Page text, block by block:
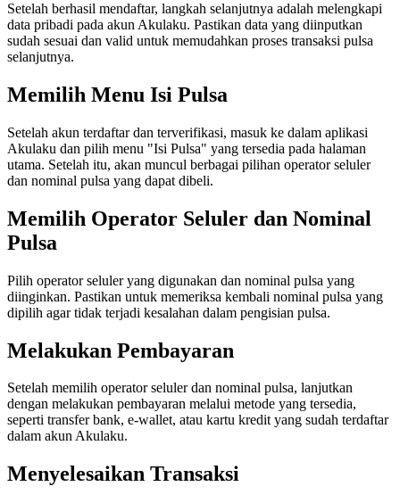
Setelah berhasil mendaftar, langkah selanjutnya adalah melengkapi
data pribadi pada akun Akulaku. Pastikan data yang diinputkan
sudah sesuai dan valid untuk memudahkan proses transaksi pulsa
selanjutnya.
Memilih Menu Isi Pulsa
Setelah akun terdaftar dan terverifikasi, masuk ke dalam aplikasi
Akulaku dan pilih menu "Isi Pulsa" yang tersedia pada halaman
utama. Setelah itu, akan muncul berbagai pilihan operator seluler
dan nominal pulsa yang dapat dibeli.
Memilih Operator Seluler dan Nominal
Pulsa
Pilih operator seluler yang digunakan dan nominal pulsa yang
diinginkan. Pastikan untuk memeriksa kembali nominal pulsa yang
dipilih agar tidak terjadi kesalahan dalam pengisian pulsa.
Melakukan Pembayaran
Setelah memilih operator seluler dan nominal pulsa, lanjutkan
dengan melakukan pembayaran melalui metode yang tersedia,
seperti transfer bank, e-wallet, atau kartu kredit yang sudah terdaftar
dalam akun Akulaku.
Menyelesaikan Transaksi